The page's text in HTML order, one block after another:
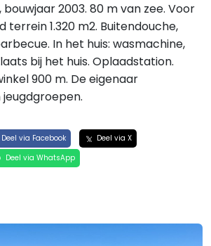
bouwjaar 2003. 80 m van zee. Voor
terrein 1.320 m2. Buitendouche,
In het huis: wasmachine,
bij het huis. Oplaadstation.
900 m. De eigenaar
Deel via Facebook
Deel via X
Deel via WhatsApp